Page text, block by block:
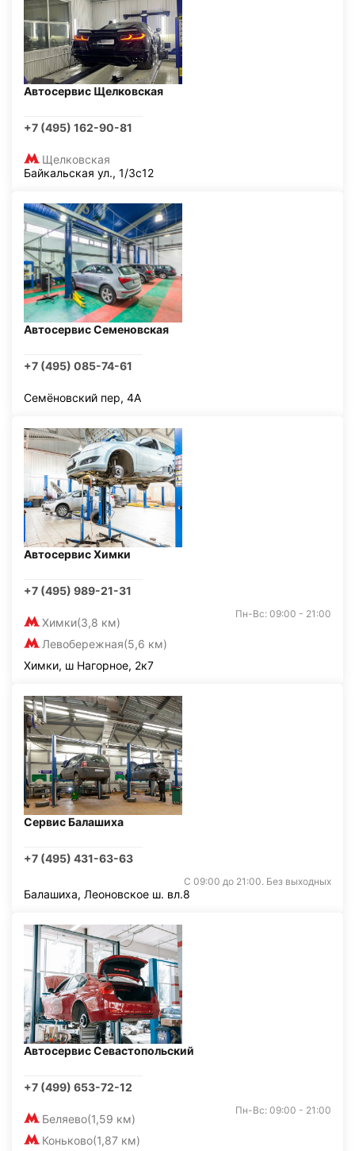
Автосервис Щелковская
+7 (495) 162-90-81
Щелковская
Байкальская ул., 1/3с12
Автосервис Семеновская
+7 (495) 085-74-61
Семёновский пер, 4А
Автосервис Химки
+7 (495) 989-21-31
Химки(3,8 км)
Левобережная(5,6 км)
Пн-Вс: 09:00 - 21:00
Химки, ш Нагорное, 2к7
Сервис Балашиха
+7 (495) 431-63-63
С 09:00 до 21:00. Без выходных
Балашиха, Леоновское ш. вл.8
Автосервис Севастопольский
+7 (499) 653-72-12
Беляево(1,59 км)
Коньково(1,87 км)
Пн-Вс: 09:00 - 21:00